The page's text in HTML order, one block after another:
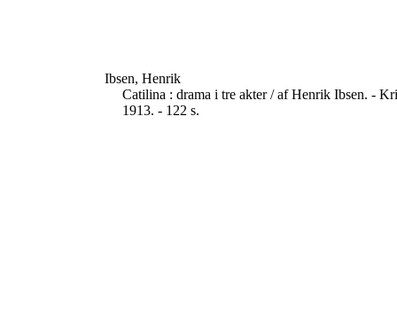
Ibsen, Henrik
Catilina : drama i tre akter / af Henrik Ibsen. -
1913. - 122 s.